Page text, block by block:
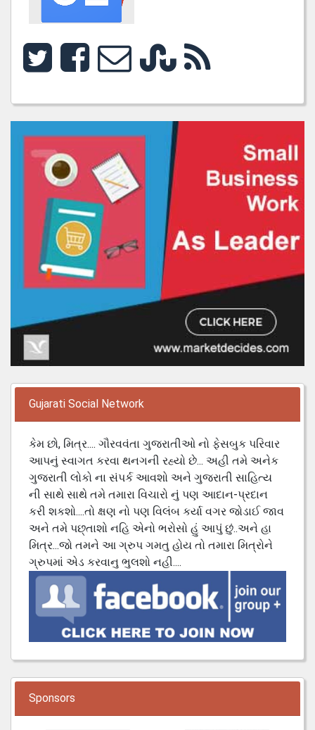
Gujarati Social Network
કેમ છો, મિત્ર.... ગૌરવવંતા ગુજરાતીઓ નો ફેસબુક પરિવાર
આપનું સ્વાગત કરવા થનગની રહ્યો છે... અહી તમે અનેક
ગુજરાતી લોકો ના સંપર્ક આવશો અને ગુજરાતી સાહિત્ય
ની સાથે સાથે તમે તમારા વિચારો નું પણ આદાન-પ્રદાન
કરી શકશો....તો ક્ષણ નો પણ વિલંબ કર્યા વગર જોડાઈ જાવ
અને તમે પછ્તાશો નહિ એનો ભરોસો હું આપું છું..અને હા
મિત્ર...જો તમને આ ગ્રુપ ગમતુ હોય તો તમારા મિત્રોને
ગ્રુપમાં એડ કરવાનુ ભુલશો નહી....
Sponsors